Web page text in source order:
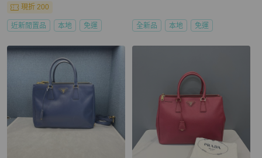
現折 200
近新閒置品 本地 免運 全新品 本地 免運